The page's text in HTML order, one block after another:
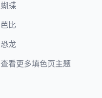
蝴蝶
芭比
恐龙
查看更多填色页主题